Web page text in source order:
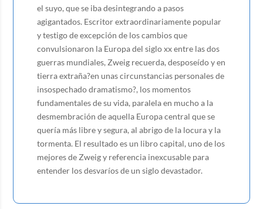
el suyo, que se iba desintegrando a pasos
agigantados. Escritor extraordinariamente popular
y testigo de excepción de los cambios que
convulsionaron la Europa del siglo xx entre las dos
guerras mundiales, Zweig recuerda, desposeído y en
tierra extraña?en unas circunstancias personales de
insospechado dramatismo?, los momentos
fundamentales de su vida, paralela en mucho a la
desmembración de aquella Europa central que se
quería más libre y segura, al abrigo de la locura y la
tormenta. El resultado es un libro capital, uno de los
mejores de Zweig y referencia inexcusable para
entender los desvaríos de un siglo devastador.